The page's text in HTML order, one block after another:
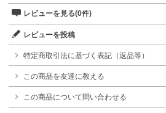
レビューを見る(0件)
レビューを投稿
特定商取引法に基づく表記（返品等）
この商品を友達に教える
この商品について問い合わせる